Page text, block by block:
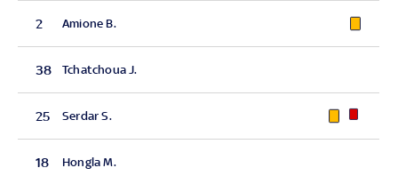
2 Amione B.
38 Tchatchoua J.
25 Serdar S.
18 Hongla M.